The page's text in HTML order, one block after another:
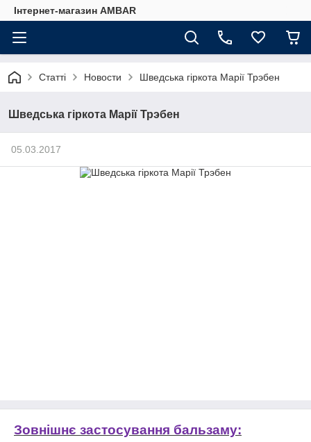
Інтернет-магазин AMBAR
Статті Новости Шведська гіркота Марії Трэбен
Шведська гіркота Марії Трэбен
05.03.2017
Зовнішнє застосування бальзаму: